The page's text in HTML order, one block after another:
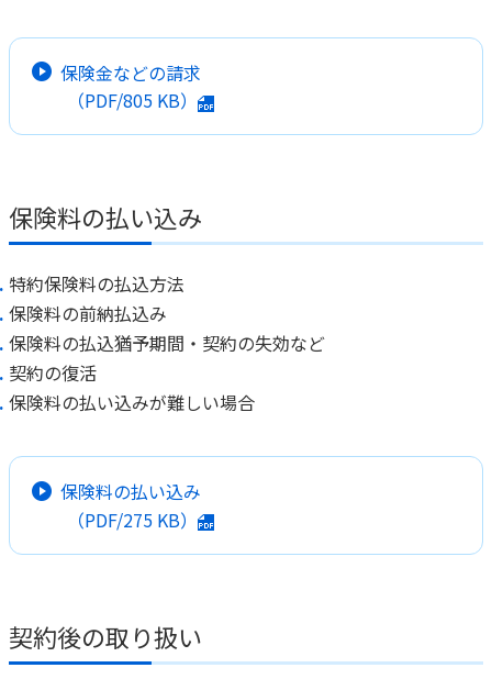
保険金などの請求
（PDF/805 KB）
保険料の払い込み
特約保険料の払込方法
保険料の前納払込み
保険料の払込猶予期間・契約の失効など
契約の復活
保険料の払い込みが難しい場合
保険料の払い込み
（PDF/275 KB）
契約後の取り扱い